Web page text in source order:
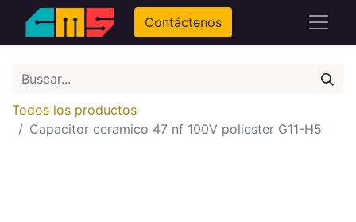
Contáctenos
Todos los productos
Capacitor ceramico 47 nf 100V poliester G11-H5